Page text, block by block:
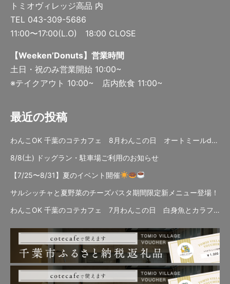
トミオヴィレッジ高品 内
TEL 043-309-5686
11:00〜17:00(L.O) 18:00 CLOSE
【Weeken’Donuts】営業時間
土日・祝のみ営業開始 10:00~
※テイクアウト 10:00~ 店内飲食 11:00~
最近の投稿
わんこOK 千葉のコテカフェ 8月わんこの日 オートミールdeローストビーフライス
8/8(土) ドッグラン・駐車場ご利用のお知らせ
【7/25〜8/31】夏のイベント開催
サルシッチャと夏野菜のチーズパスタ期間限定新メニュー登場！
わんこOK 千葉のコテカフェ 7月わんこの日 白身魚とカラフルやさいのオムレツ